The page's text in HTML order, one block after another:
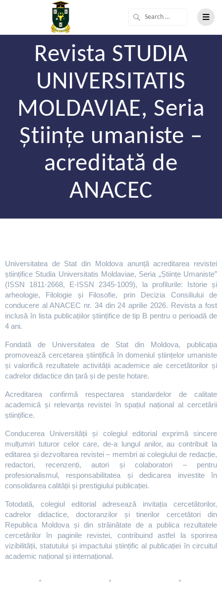
Revista STUDIA
UNIVERSITATIS
MOLDAVIAE, Seria
Științe umaniste –
acreditată de
ANACEC
Universitatea de Stat din Moldova anunță acreditarea revistei
științifice Studia Universitatis Moldaviae, Seria „Științe Umaniste”
(ISSN 1811-2668, E-ISSN 2345-1009), la profilurile: Istorie și
arheologie, Filologie și Filosofie, prin Decizia Consiliului de
conducere al ANACEC nr. 34 din 24 aprilie 2026. Revista a fost
inclusă în lista publicațiilor științifice de tip B pentru o perioadă de
4 ani.
Fondată de Universitatea de Stat din Moldova, publicația
promovează cercetarea științifică în domeniul științelor umaniste
și valorifică rezultatele activității academice ale cercetătorilor și
cadrelor didactice din țară și de peste hotare.
Acreditarea confirmă respectarea standardelor de calitate
academică și relevanța revistei în spațiul național al cercetării
științifice.
Conducerea Universității și colegiul editorial exprimă sincere
mulțumiri tuturor celor care, de-a lungul anilor, au contribuit la
editarea și dezvoltarea revistei – membri ai colegiului de redacție,
redactori, recenzenți, autori și colaboratori – pentru
profesionalismul, responsabilitatea și dedicarea investite în
consolidarea calității și prestigiului publicației.
Totodată, colegiul editorial adresează invitația cercetătorilor,
cadrelor didactice, doctoranzilor și tinerilor cercetători din
Republica Moldova și din străinătate de a publica rezultatele
cercetărilor în paginile revistei, contribuind astfel la sporirea
vizibilității, statutului și impactului științific al publicației în circuitul
academic național și internațional.